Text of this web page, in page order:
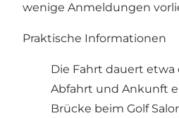
wenige Anmeldungen
Praktische Informationen
Die Fahrt dauert etwa
Abfahrt und Ankunft
Brücke beim Golf